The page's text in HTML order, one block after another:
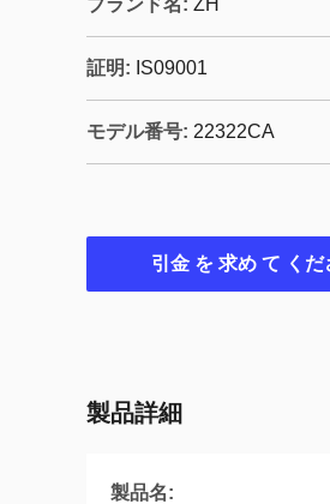
ブランド名: ZH
証明: IS09001
モデル番号: 22322CA
引金 を 求め て くだ
製品詳細
製品名: